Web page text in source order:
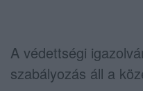
A védettségi
szabályozás áll a